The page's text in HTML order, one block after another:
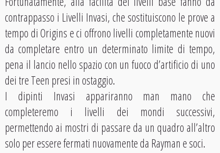
contrappasso i Livelli Invasi, che sostituiscono le prove a
tempo di Origins e ci offrono livelli completamente nuovi
da completare entro un determinato limite di tempo,
pena il lancio nello spazio con un fuoco d’artificio di uno
dei tre Teen presi in ostaggio.
I dipinti Invasi appariranno man mano che
completeremo i livelli dei mondi successivi,
permettendo ai mostri di passare da un quadro all’altro
solo per essere fermati nuovamente da Rayman e soci.